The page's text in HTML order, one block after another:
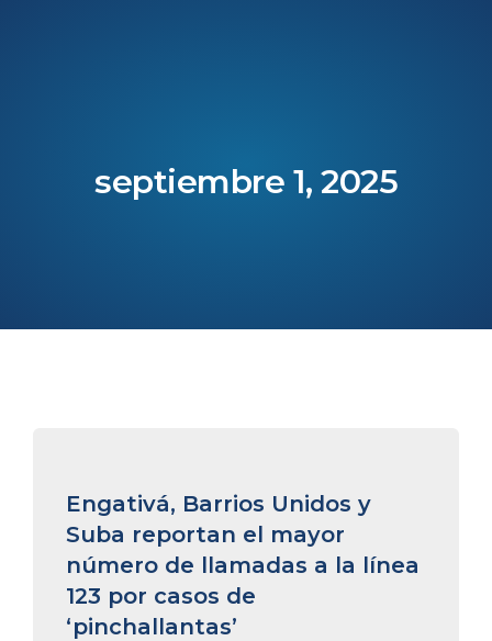
septiembre 1, 2025
Engativá, Barrios Unidos y
Suba reportan el mayor
número de llamadas a la línea
123 por casos de
‘pinchallantas’